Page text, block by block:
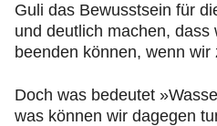
Guli das Bewusstsein für
und deutlich machen, dass
beenden können, wenn
Doch was bedeutet
was können wir dagegen